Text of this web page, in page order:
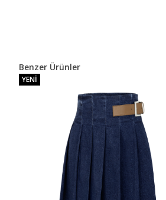
Benzer Ürünler
YENI